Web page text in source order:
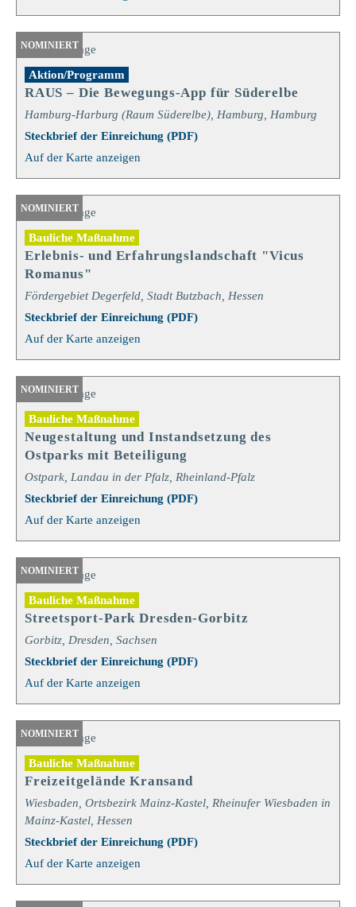
Aktion/Programm
RAUS – Die Bewegungs-App für Süderelbe
Hamburg-Harburg (Raum Süderelbe), Hamburg, Hamburg
Steckbrief der Einreichung (PDF)
Auf der Karte anzeigen
NOMINIERT
Bauliche Maßnahme
Erlebnis- und Erfahrungslandschaft "Vicus
Romanus"
Fördergebiet Degerfeld, Stadt Butzbach, Hessen
Steckbrief der Einreichung (PDF)
Auf der Karte anzeigen
NOMINIERT
Bauliche Maßnahme
Neugestaltung und Instandsetzung des
Ostparks mit Beteiligung
Ostpark, Landau in der Pfalz, Rheinland-Pfalz
Steckbrief der Einreichung (PDF)
Auf der Karte anzeigen
NOMINIERT
Bauliche Maßnahme
Streetsport-Park Dresden-Gorbitz
Gorbitz, Dresden, Sachsen
Steckbrief der Einreichung (PDF)
Auf der Karte anzeigen
NOMINIERT
Bauliche Maßnahme
Freizeitgelände Kransand
Wiesbaden, Ortsbezirk Mainz-Kastel, Rheinufer Wiesbaden in
Mainz-Kastel, Hessen
Steckbrief der Einreichung (PDF)
Auf der Karte anzeigen
NOMINIERT